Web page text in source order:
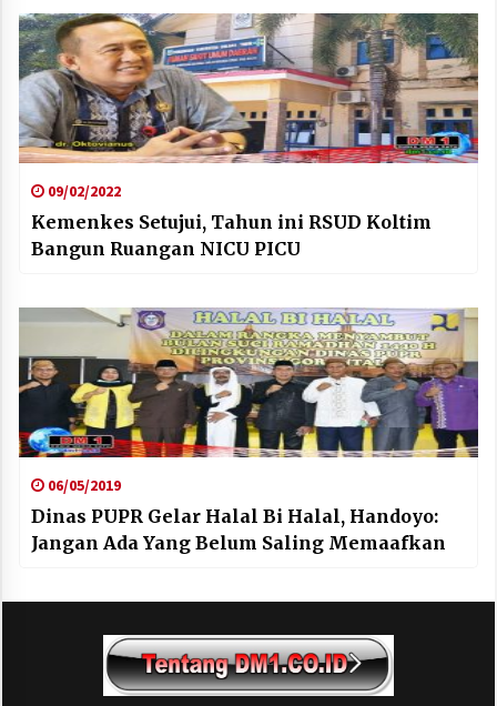
09/02/2022
Kemenkes Setujui, Tahun ini RSUD Koltim
Bangun Ruangan NICU PICU
06/05/2019
Dinas PUPR Gelar Halal Bi Halal, Handoyo:
Jangan Ada Yang Belum Saling Memaafkan